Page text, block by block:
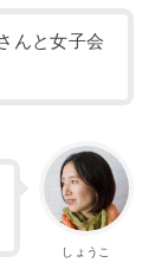
んと女子会
しょうこ